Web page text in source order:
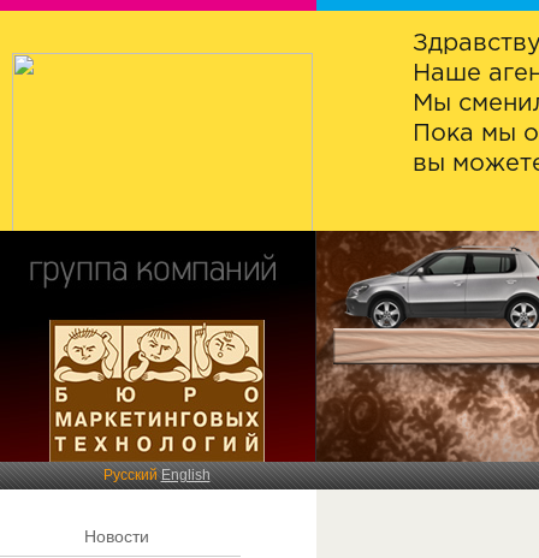
Наше
Мы
Пока мы
вы
РусскийEnglish
Новости